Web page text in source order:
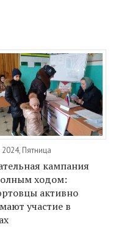
Пятница
кампания
ходом:
активно
участие в